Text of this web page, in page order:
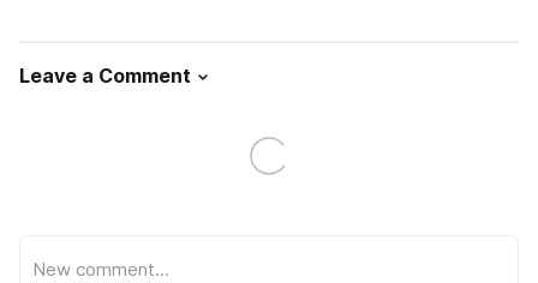
Leave a Comment